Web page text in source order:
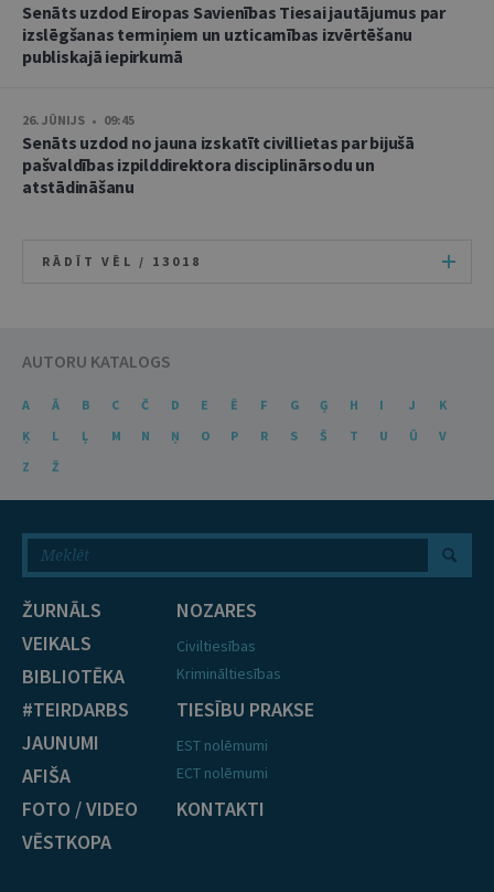
Senāts uzdod Eiropas Savienības Tiesai jautājumus par
izslēgšanas termiņiem un uzticamības izvērtēšanu
publiskajā iepirkumā
26. JŪNIJS • 09:45
Senāts uzdod no jauna izskatīt civillietas par bijušā
pašvaldības izpilddirektora disciplinārsodu un
atstādināšanu
RĀDĪT VĒL / 13018
AUTORU KATALOGS
A Ā B C Č D E Ē F G Ģ H I J
K
Ķ
L Ļ M N Ņ O P R S Š T U Ū
V
Z
Ž
ŽURNĀLS
VEIKALS
BIBLIOTĒKA
#TEIRDARBS
JAUNUMI
AFIŠA
FOTO / VIDEO
VĒSTKOPA
NOZARES
Civiltiesības
Krimināltiesības
TIESĪBU PRAKSE
EST nolēmumi
ECT nolēmumi
KONTAKTI